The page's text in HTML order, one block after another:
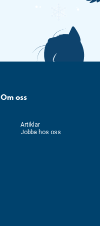
Om oss
Artiklar
Jobba hos oss